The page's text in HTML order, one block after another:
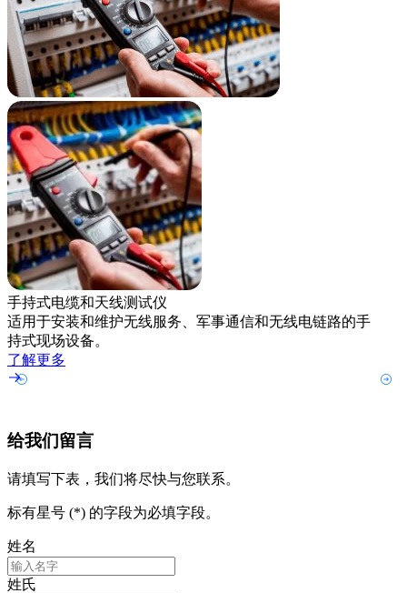
手持式电缆和天线测试仪
适用于安装和维护无线服务、军事通信和无线电链路的手
持式现场设备。
了解更多
给我们留言
请填写下表，我们将尽快与您联系。
标有星号 (*) 的字段为必填字段。
姓名
姓氏